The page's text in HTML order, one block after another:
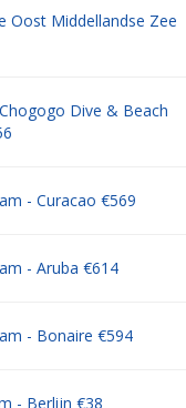
Oost Middellandse Zee
Dive & Beach
- Curacao €569
- Aruba €614
- Bonaire €594
- Berlijn €38